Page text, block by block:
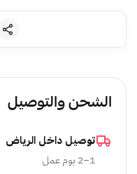
الشحن والتوصيل
توصيل داخل الرياض
1–2 يوم عمل